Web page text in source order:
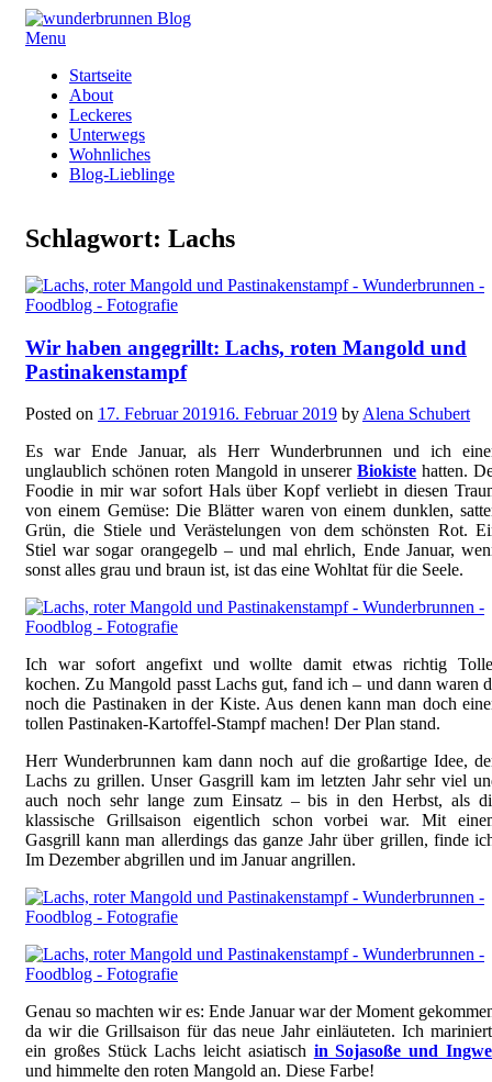
Menu
content
Startseite
About
Leckeres
Unterwegs
Wohnliches
Blog-Lieblinge
Schlagwort: Lachs
Wir haben angegrillt: Lachs, roten Mangold und
Pastinakenstampf
Posted on 17. Februar 201916. Februar 2019 by Alena Schubert
Es war Ende Januar, als Herr Wunderbrunnen und ich
unglaublich schönen roten Mangold in unsererBiokiste hatten.
Foodie in mir war sofort Hals über Kopf verliebt in diesen
von einem Gemüse: Die Blätter waren von einem dunklen,
Grün, die Stiele und Verästelungen von dem schönsten Rot.
Stiel war sogar orangegelb – und mal ehrlich, Ende Januar,
sonst alles grau und braun ist, ist das eine Wohltat für die Seele.
Ich war sofort angefixt und wollte damit etwas richtig
kochen. Zu Mangold passt Lachs gut, fand ich – und dann waren
noch die Pastinaken in der Kiste. Aus denen kann man doch
tollen Pastinaken-Kartoffel-Stampf machen! Der Plan stand.
Herr Wunderbrunnen kam dann noch auf die großartige Idee,
Lachs zu grillen. Unser Gasgrill kam im letzten Jahr sehr viel
auch noch sehr lange zum Einsatz – bis in den Herbst, als
klassische Grillsaison eigentlich schon vorbei war. Mit
Gasgrill kann man allerdings das ganze Jahr über grillen, finde
Im Dezember abgrillen und im Januar angrillen.
Genau so machten wir es: Ende Januar war der Moment
da wir die Grillsaison für das neue Jahr einläuteten. Ich
ein großes Stück Lachs leicht asiatisch in Sojasoße und
und himmelte den roten Mangold an. Diese Farbe!